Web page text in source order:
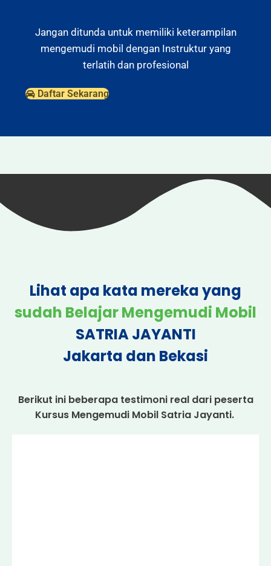
Jangan ditunda untuk memiliki keterampilan
mengemudi mobil dengan Instruktur yang
terlatih dan profesional
Daftar Sekarang
Lihat apa kata mereka yang
sudah Belajar Mengemudi Mobil
SATRIA JAYANTI
Jakarta dan Bekasi
Berikut ini beberapa testimoni real dari peserta
Kursus Mengemudi Mobil Satria Jayanti.